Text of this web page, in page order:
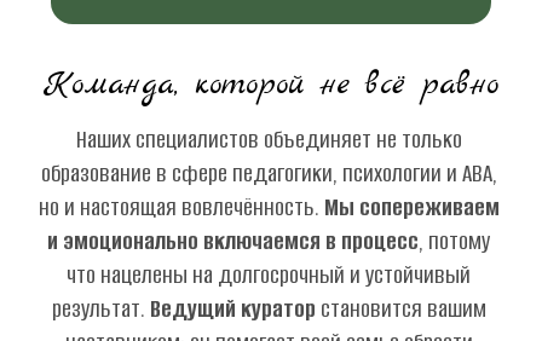
Команда, которой не всё равно
Наших специалистов объединяет не только
образование в сфере педагогики, психологии и АВА,
но и настоящая вовлечённость. Мы сопереживаем
и эмоционально включаемся в процесс, потому
что нацелены на долгосрочный и устойчивый
результат. Ведущий куратор становится вашим